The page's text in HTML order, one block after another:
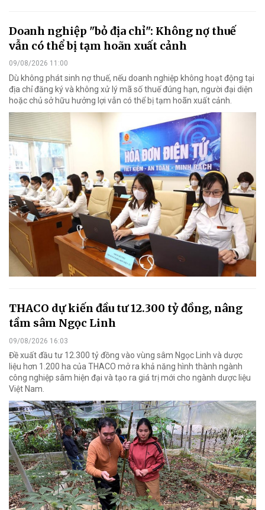
Doanh nghiệp "bỏ địa chỉ": Không nợ thuế
vẫn có thể bị tạm hoãn xuất cảnh
09/08/2026 11:00
Dù không phát sinh nợ thuế, nếu doanh nghiệp không hoạt động tại
địa chỉ đăng ký và không xử lý mã số thuế đúng hạn, người đại diện
hoặc chủ sở hữu hưởng lợi vẫn có thể bị tạm hoãn xuất cảnh.
THACO dự kiến đầu tư 12.300 tỷ đồng, nâng
tầm sâm Ngọc Linh
09/08/2026 16:03
Đề xuất đầu tư 12.300 tỷ đồng vào vùng sâm Ngọc Linh và dược
liệu hơn 1.200 ha của THACO mở ra khả năng hình thành ngành
công nghiệp sâm hiện đại và tạo ra giá trị mới cho ngành dược liệu
Việt Nam.